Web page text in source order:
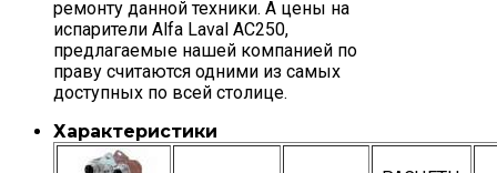
ремонту данной техники. А цены на
испарители Alfa Laval AC250,
предлагаемые нашей компанией по
праву считаются одними из самых
доступных по всей столице.
Характеристики